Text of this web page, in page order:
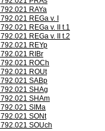
792.021 RAYa
792.021 REGa v. I
792.021 REGa v. II t.1
792.021 REGa v. II t.2
792.021 REYp
792.021 RIBr
792.021 ROCh
792.021 ROUt
792.021 SABp
792.021 SHAg
792.021 SHAm
792.021 SIMa
792.021 SONt
792.021 SOUch